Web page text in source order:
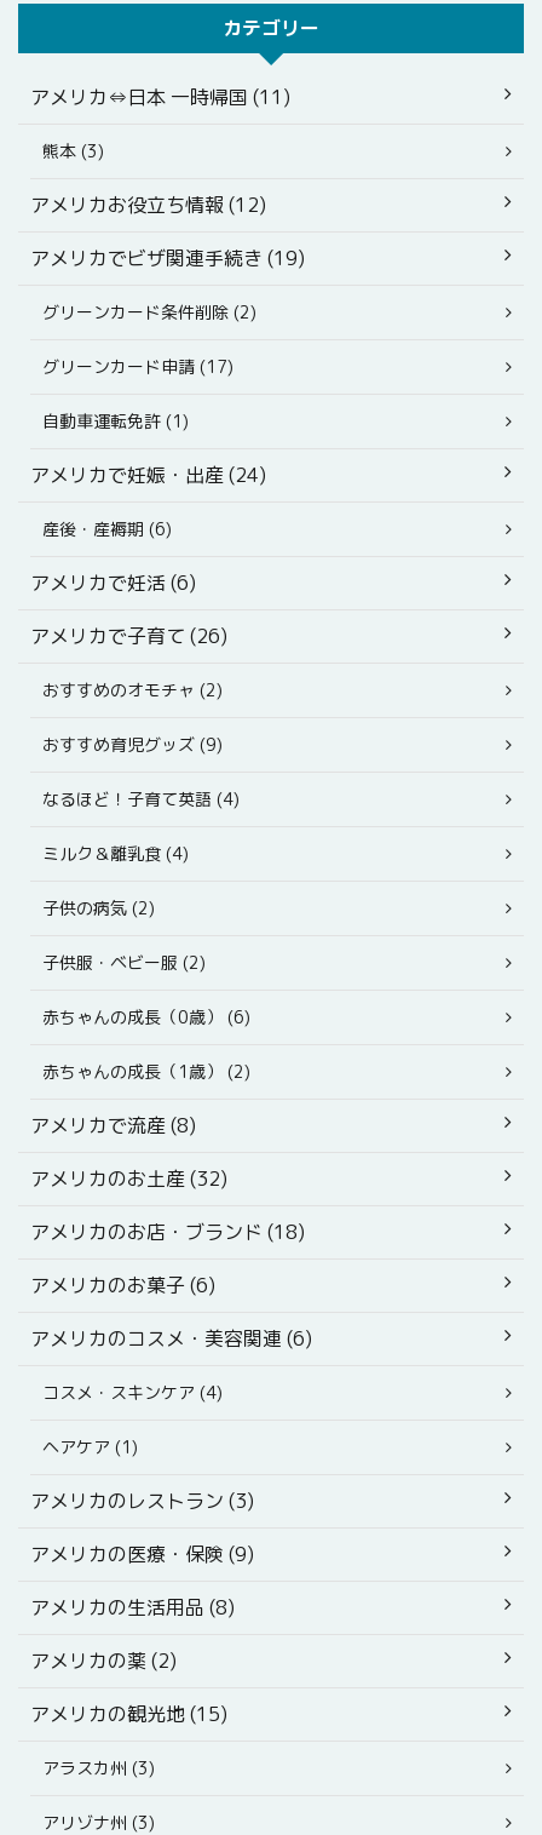
カテゴリー
アメリカ⇔日本 一時帰国 (11)
熊本 (3)
アメリカお役立ち情報 (12)
アメリカでビザ関連手続き (19)
グリーンカード条件削除 (2)
グリーンカード申請 (17)
自動車運転免許 (1)
アメリカで妊娠・出産 (24)
産後・産褥期 (6)
アメリカで妊活 (6)
アメリカで子育て (26)
おすすめのオモチャ (2)
おすすめ育児グッズ (9)
なるほど！子育て英語 (4)
ミルク＆離乳食 (4)
子供の病気 (2)
子供服・ベビー服 (2)
赤ちゃんの成長（0歳） (6)
赤ちゃんの成長（1歳） (2)
アメリカで流産 (8)
アメリカのお土産 (32)
アメリカのお店・ブランド (18)
アメリカのお菓子 (6)
アメリカのコスメ・美容関連 (6)
コスメ・スキンケア (4)
ヘアケア (1)
アメリカのレストラン (3)
アメリカの医療・保険 (9)
アメリカの生活用品 (8)
アメリカの薬 (2)
アメリカの観光地 (15)
アラスカ州 (3)
アリゾナ州 (3)